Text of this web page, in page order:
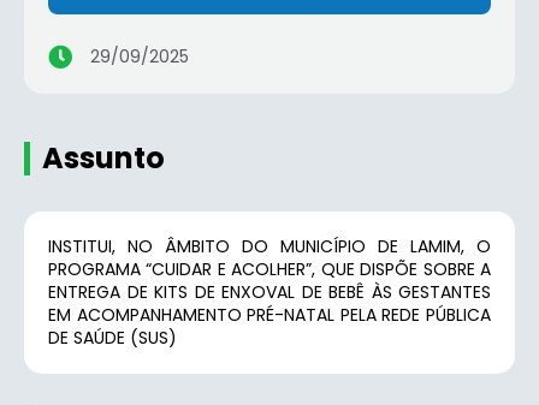
29/09/2025
Assunto
INSTITUI, NO ÂMBITO DO MUNICÍPIO DE LAMIM, O
PROGRAMA “CUIDAR E ACOLHER”, QUE DISPÕE SOBRE A
ENTREGA DE KITS DE ENXOVAL DE BEBÊ ÀS GESTANTES
EM ACOMPANHAMENTO PRÉ-NATAL PELA REDE PÚBLICA
DE SAÚDE (SUS)